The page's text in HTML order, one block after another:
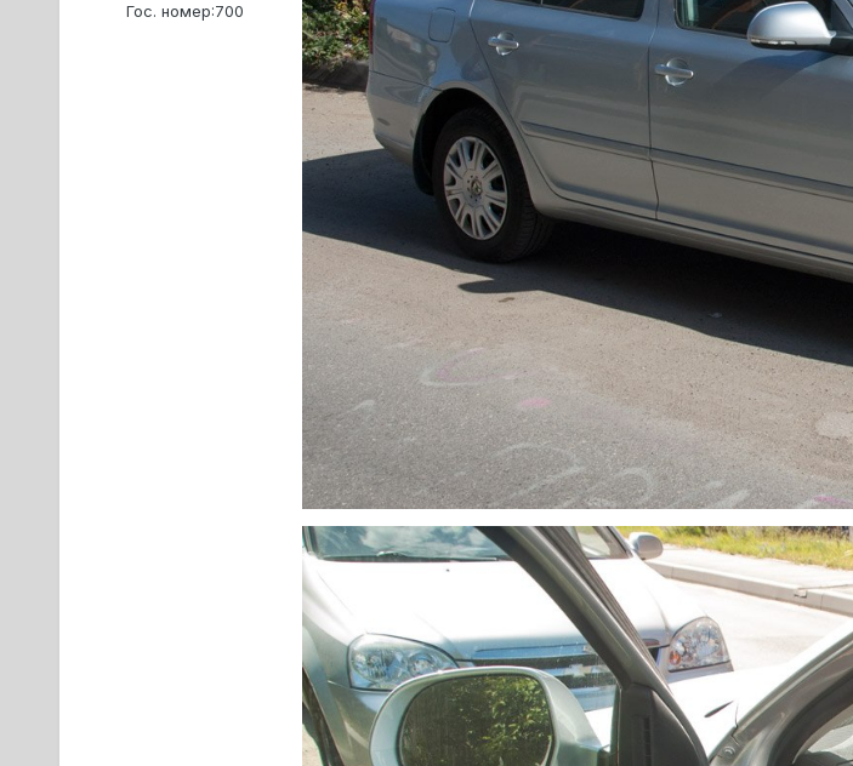
Гос. номер:700